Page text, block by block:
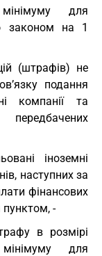
для
законом на 1
(штрафів) не
подання
компанії та
передбачених
іноземні
наступних за
фінансових
пунктом, -
в розмірі
для